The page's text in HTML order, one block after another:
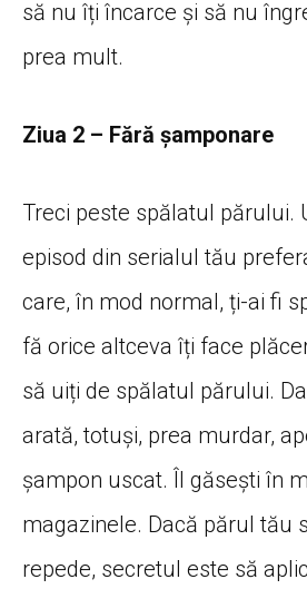
să nu îți încarce și să nu
prea mult.
Ziua 2 – Fără șamponare
Treci peste spălatul părului.
episod din serialul tău
care, în mod normal, ți-ai fi
fă orice altceva îți face
să uiți de spălatul părului.
arată, totuși, prea murdar,
șampon uscat. Îl găsești în
magazinele. Dacă părul tău
repede, secretul este să